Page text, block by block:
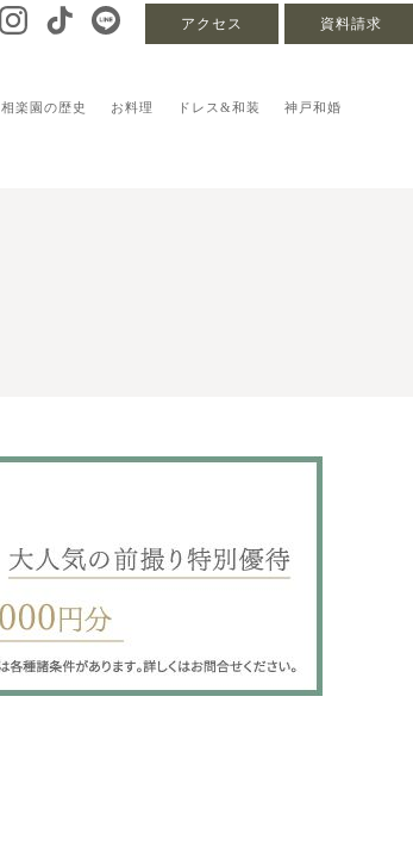
資料請求
アクセス
相楽園の歴史 お料理 ドレス&和装 神戸和婚